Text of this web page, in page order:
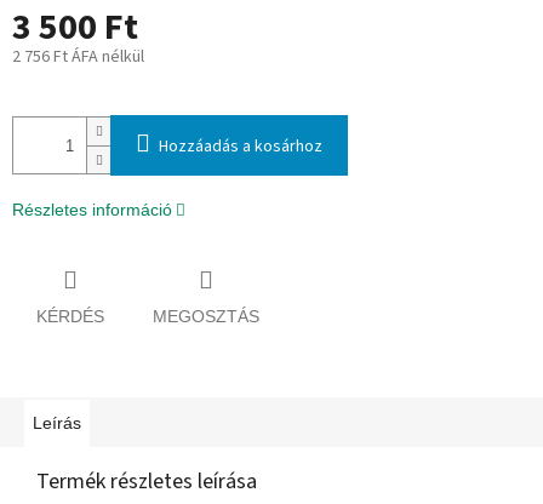
3 500 Ft
2 756 Ft ÁFA nélkül
Hozzáadás a kosárhoz
Részletes információ
KÉRDÉS MEGOSZTÁS
Leírás
Termék részletes leírása